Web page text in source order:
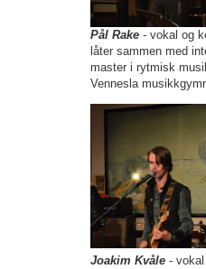
Pål Rake - vokal og
låter sammen med
master i rytmisk
Vennesla
Joakim Kvåle -